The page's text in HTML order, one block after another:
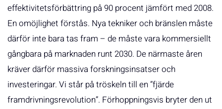
effektivitetsförbättring på 90 procent jämfört med 2008.
En omöjlighet förstås. Nya tekniker och bränslen måste
därför inte bara tas fram – de måste vara kommersiellt
gångbara på marknaden runt 2030. De närmaste åren
kräver därför massiva forskningsinsatser och
investeringar. Vi står på tröskeln till en ”fjärde
framdrivningsrevolution”. Förhoppningsvis bryter den ut